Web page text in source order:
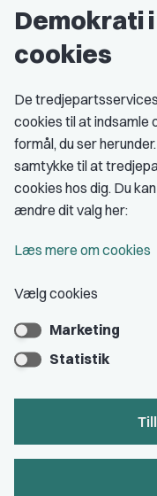
Grupper og kredse
Medlemskab
Fordele som
Kontingent
Bliv medlem
Demokrati
cookies
De
cookies til at indsamle
formål, du ser
samtykke til at
cookies hos dig. Du
ændre dit valg her:
Læs mere om cookies
Vælg cookies
Marketing
Statistik